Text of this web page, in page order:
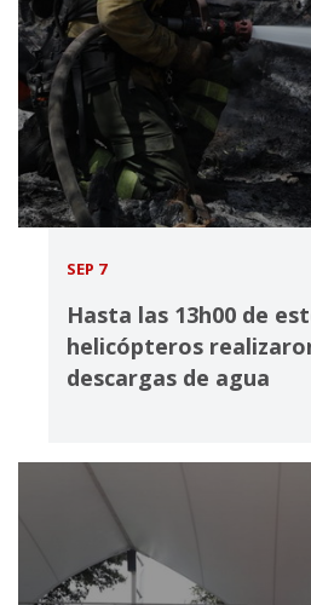
SEP 7
Hasta las 13h00 de
helicópteros
descargas de agua